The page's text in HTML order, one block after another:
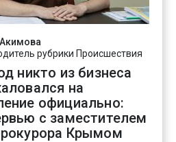
рубрики Происшествия
никто из бизнеса
на
официально:
с заместителем
Крымом